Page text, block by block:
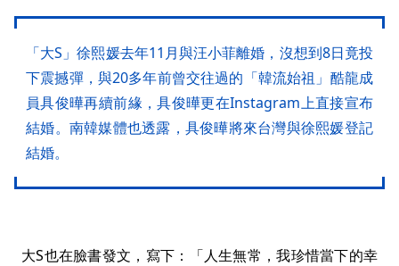
「大S」徐熙媛去年11月與汪小菲離婚，沒想到8日竟投
下震撼彈，與20多年前曾交往過的「韓流始祖」酷龍成
員具俊曄再續前緣，具俊曄更在Instagram上直接宣布
結婚。南韓媒體也透露，具俊曄將來台灣與徐熙媛登記
結婚。
大S也在臉書發文，寫下：「人生無常，我珍惜當下的幸